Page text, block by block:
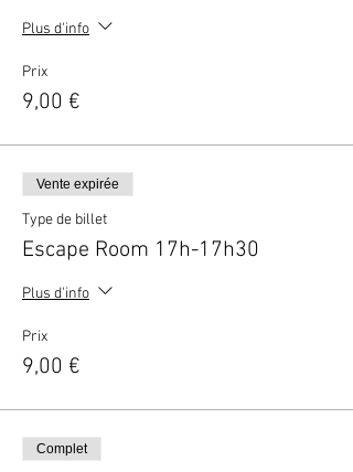
Plus d'info
Prix
9,00 €
Vente expirée
Type de billet
Escape Room 17h-17h30
Plus d'info
Prix
9,00 €
Complet